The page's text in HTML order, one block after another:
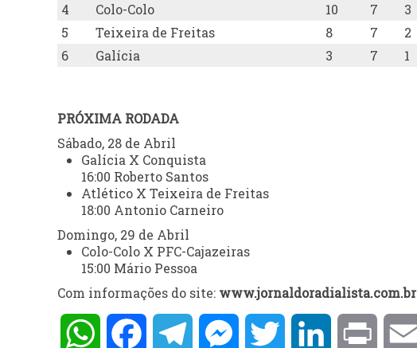
4
Colo-Colo 10 7 3
5
Teixeira de Freitas 8 7 2
6
Galícia 3 7 1
PRÓXIMA RODADA
Sábado, 28 de Abril
Galícia X Conquista
16:00 Roberto Santos
Atlético X Teixeira de Freitas
18:00 Antonio Carneiro
Domingo, 29 de Abril
Colo-Colo X PFC-Cajazeiras
15:00 Mário Pessoa
Com informações do site: www.jornaldoradialista.com.br
WhatsAppFacebookTelegramMessengerTwitter LinkedInPrint